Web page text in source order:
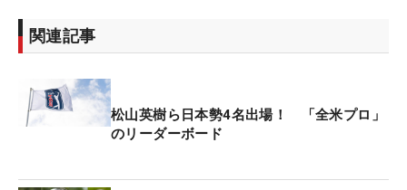
関連記事
松山英樹ら日本勢4名出場！ 「全米プロ」
のリーダーボード